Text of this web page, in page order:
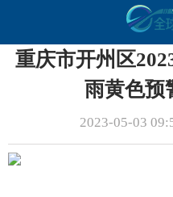
重庆市开州区
雨黄色预
2023-05-03